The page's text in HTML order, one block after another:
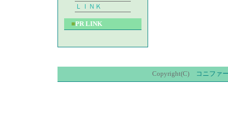
ＬＩＮＫ
■PR LINK
Copyright(C) コニファ